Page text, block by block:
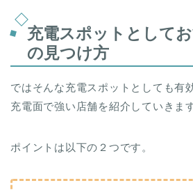
充電スポットとして
の見つけ方
ではそんな充電スポットとしても有
充電面で強い店舗を紹介していきます
ポイントは以下の２つです。